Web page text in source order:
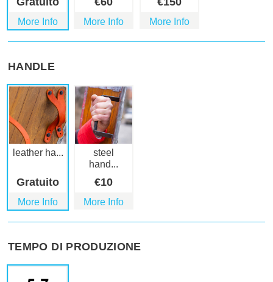
More Info More Info More Info
HANDLE
leather ha...
Gratuito
More Info
steel
hand...
€10
More Info
TEMPO DI PRODUZIONE